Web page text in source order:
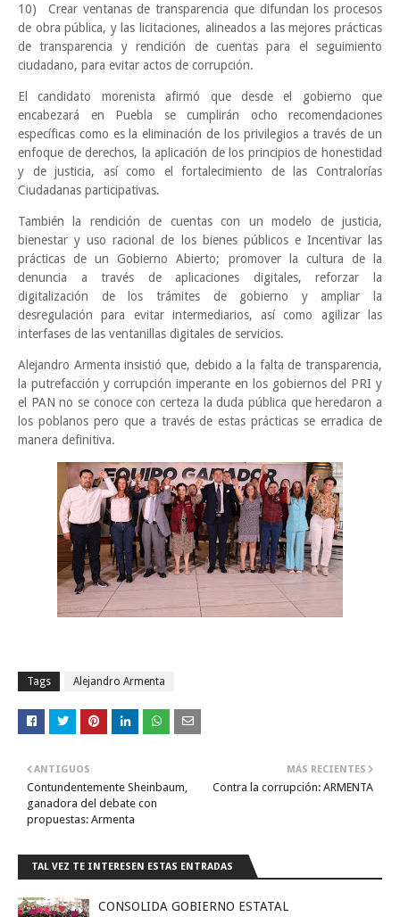
10)
Crear ventanas de transparencia que difundan los procesos
de obra pública, y las licitaciones, alineados a las mejores prácticas
de transparencia y rendición de cuentas para el seguimiento
ciudadano, para evitar actos de corrupción.
El candidato morenista afirmó que desde el gobierno que
encabezará en Puebla se cumplirán ocho recomendaciones
específicas como es la eliminación de los privilegios a través de un
enfoque de derechos, la aplicación de los principios de honestidad
y de justicia, así como el fortalecimiento de las Contralorías
Ciudadanas participativas.
También la rendición de cuentas con un modelo de justicia,
bienestar y uso racional de los bienes públicos e Incentivar las
prácticas de un Gobierno Abierto; promover la cultura de la
denuncia a través de aplicaciones digitales, reforzar la
digitalización de los trámites de gobierno y ampliar la
desregulación para evitar intermediarios, así como agilizar las
interfases de las ventanillas digitales de servicios.
Alejandro Armenta insistió que, debido a la falta de transparencia,
la putrefacción y corrupción imperante en los gobiernos del PRI y
el PAN no se conoce con certeza la duda pública que heredaron a
los poblanos pero que a través de estas prácticas se erradica de
manera definitiva.
Tags Alejandro Armenta
MÁS RECIENTES
Contra la corrupción: ARMENTA
ANTIGUOS
Contundentemente Sheinbaum,
ganadora del debate con
propuestas: Armenta
TAL VEZ TE INTERESEN ESTAS ENTRADAS
CONSOLIDA GOBIERNO ESTATAL